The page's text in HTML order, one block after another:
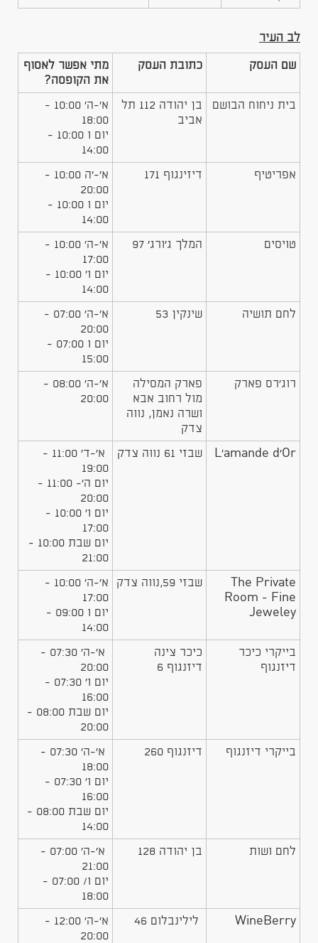
לב העיר
שם העסק כתובת העסק
מתי אפשר לאסוף
את הקופסה?
בית ניחוח הבושם
בן יהודה 112 תל
אביב
א'-ה' 10:00 -
18:00
יום ו 10:00 -
14:00
אפריטיף דיזינגוף 171
א'-'ה 10:00 -
20:00
יום ו 10:00 -
14:00
טויסים המלך ג׳ורג׳ 97
א'-ה' 10:00 -
17:00
יום ו' 10:00 -
14:00
לחם תושיה שינקין 53
א'-ה' 07:00 -
20:00
יום ו 07:00 -
15:00
רוג'רס פארק
פארק המסילה
מול רחוב אבא
ושרה נאמן, נווה
צדק
א'-ה' 08:00 -
20:00
L'amande d'Or שבזי 61 נווה צדק
א'-ד' 11:00 -
19:00
יום ה'- 11:00 -
20:00
יום ו' 10:00 -
17:00
יום שבת 10:00 -
21:00
The Private
Room - Fine
Jeweley
שבזי 59,נווה צדק
א'-ה' 10:00 -
17:00
יום ו 09:00 -
14:00
בייקרי כיכר
דיזנגוף
כיכר צינה
דיזנגוף 6
א'-ה' 07:30 -
20:00
יום ו' 07:30 -
16:00
יום שבת 08:00 -
20:00
בייקרי דיזנגוף דיזנגוף 260
א'-ה' 07:30 -
18:00
יום ו' 07:30 -
16:00
יום שבת 08:00 -
14:00
לחם ושות בן יהודה 128
א'-ה' 07:00 -
21:00
יום ו/ 07:00 -
18:00
WineBerry לילינבלום 46
א'-ה' 12:00 -
20:00